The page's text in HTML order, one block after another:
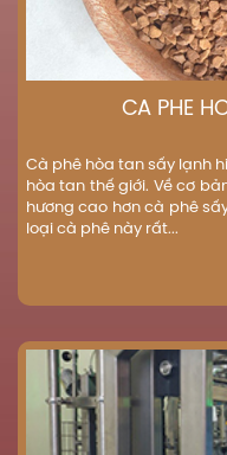
CÀ PHÊ
Cà phê hòa tan sấy lạnh
hòa tan thế giới. Về cơ
hương cao hơn cà phê
loại cà phê này rất...